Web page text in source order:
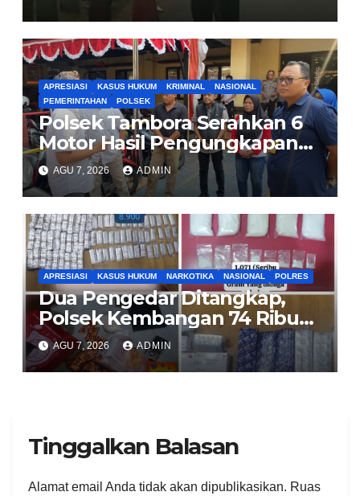
Sopir Truk yang Mogok di KM
00 Pondok Aren
APRESIASI KASUS HUKUM KRIMINAL
NASIONAL
PEMERINTAHAN
POLSEK
Polsek Tambora Serahkan 6
Motor Hasil Pengungkapan
Kasus Curanmor Kepada
Pemilik Yang sah
AGU 7, 2026 ADMIN
APRESIASI KASUS HUKUM NARKOTIKA NASIONAL POLRES
Dua Pengedar Ditangkap,
Polsek Kembangan 74 Ribu
Obat Keras, Sabu Hingga
Puluhan Vape Etomidate
Diamankan
AGU 7, 2026 ADMIN
Tinggalkan Balasan
Alamat email Anda tidak akan dipublikasikan. Ruas